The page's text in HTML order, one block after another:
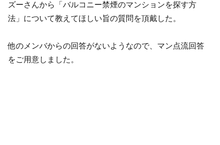
ズーさんから「バルコニー禁煙のマンションを探す方
法」について教えてほしい旨の質問を頂戴した。
他のメンバからの回答がないようなので、マン点流回答
をご用意しました。